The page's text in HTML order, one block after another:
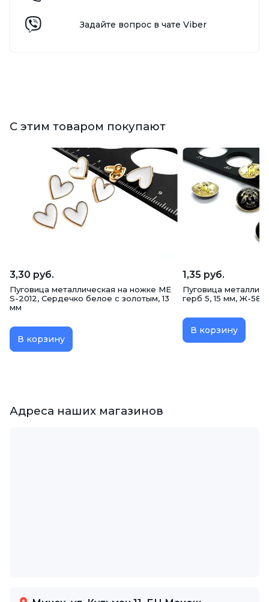
Задайте вопрос в чате Viber
С этим товаром покупают
3,30 руб.
Пуговица металлическая на ножке ME
S-2012, Сердечко белое с золотым, 13
мм
В корзину
1,35 руб.
Пуговица
герб 5, 15 мм, Ж-58
В корзину
Адреса наших магазинов